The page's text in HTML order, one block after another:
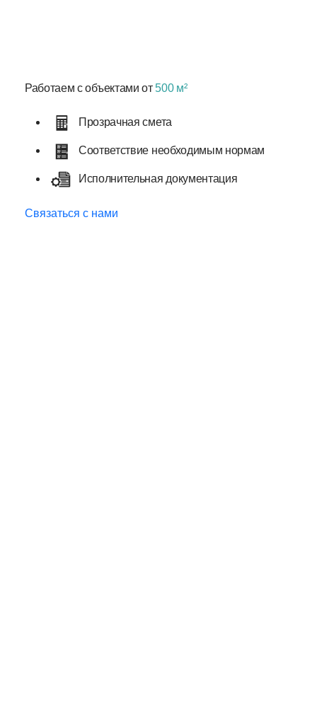
Работаем с объектами от500 м²
Прозрачная смета
Соответствие необходимым нормам
Исполнительная документация
Связаться с нами